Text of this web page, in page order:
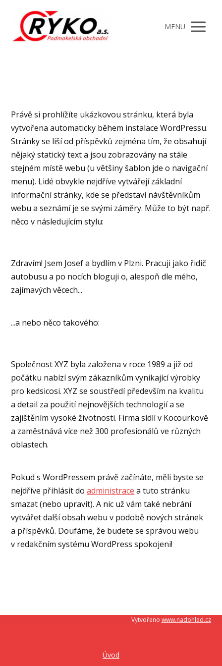
MENU
Právě si prohlížíte ukázkovou stránku, která byla
vytvořena automaticky během instalace WordPressu.
Stránky se liší od příspěvků zejména tím, že obsahují
nějaký statický text a jsou zobrazovány na stále
stejném místě webu (u většiny šablon jde o navigační
menu). Lidé obvykle nejdříve vytvářejí základní
informační stránky, kde se představí návštěvníkům
webu a seznámí je se svými záměry. Může to být např.
něco v následujícím stylu:
Zdravím! Jsem Josef a bydlím v Plzni. Pracuji jako řidič
autobusu a po nocích bloguji o, alespoň dle mého,
zajímavých věcech...
...a nebo něco takového:
Společnost XYZ byla založena v roce 1989 a již od
počátku nabízí svým zákazníkům vynikající výrobky
pro kedsicosi. XYZ se soustředí především na kvalitu
a detail za použití nejnovějších technologií a se
zajištěním vysoké životnosti. Firma sídlí v Kocourkově
a zaměstnává více než 300 profesionálů ve různých
oblastech.
Pokud s WordPressem právě začínáte, měli byste se
nejdříve přihlásit doadministrace a tuto stránku
smazat (nebo upravit). A nic už vám také nebrání
vytvářet další obsah webu v podobě nových stránek
a příspěvků. Doufáme, že budete se správou webu
v redakčním systému WordPress spokojeni!
Vytvořeno www.nadohled.cz
Úvod